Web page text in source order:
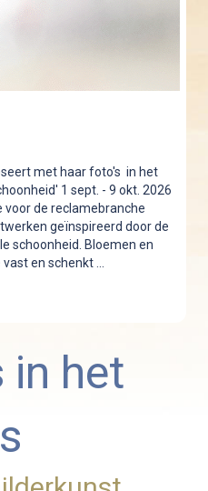
met haar foto's in het
1 sept. - 9 okt. 2026
de reclamebranche
geïnspireerd door de
schoonheid. Bloemen en
en schenkt ...
in het